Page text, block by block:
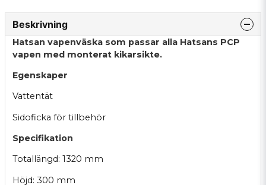
Beskrivning
Hatsan vapenväska som passar alla Hatsans PCP
vapen med monterat kikarsikte.
Egenskaper
Vattentät
Sidoficka för tillbehör
Specifikation
Totallängd: 1320 mm
Höjd: 300 mm